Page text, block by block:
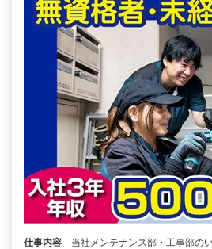
仕事内容
当社メンテナンス部・工事部の